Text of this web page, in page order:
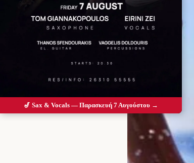
🎷 Sax & Vocals — Παρασκευή 7 Αυγούστου →